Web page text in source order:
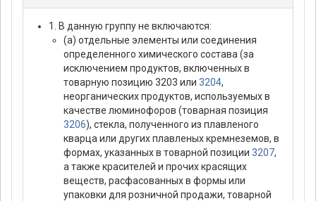
1. В данную группу не включаются:
(а) отдельные элементы или соединения
определенного химического состава (за
исключением продуктов, включенных в
товарную позицию 3203 или 3204,
неорганических продуктов, используемых в
качестве люминофоров (товарная позиция
3206), стекла, полученного из плавленого
кварца или других плавленых кремнеземов, в
формах, указанных в товарной позиции 3207,
а также красителей и прочих красящих
веществ, расфасованных в формы или
упаковки для розничной продажи, товарной